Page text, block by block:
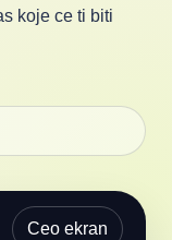
koje ce ti biti
Ceo ekran